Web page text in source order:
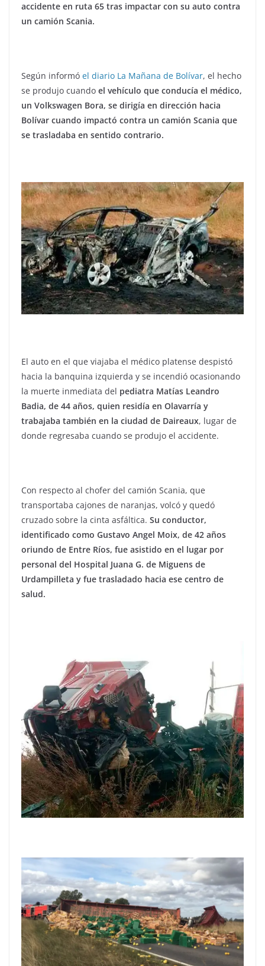
accidente en ruta 65 tras impactar con su auto contra
un camión Scania.
Según informó el diario La Mañana de Bolívar, el hecho
se produjo cuando el vehículo que conducía el médico,
un Volkswagen Bora, se dirigía en dirección hacia
Bolívar cuando impactó contra un camión Scania que
se trasladaba en sentido contrario.
El auto en el que viajaba el médico platense despistó
hacia la banquina izquierda y se incendió ocasionando
la muerte inmediata del pediatra Matías Leandro
Badia, de 44 años, quien residía en Olavarría y
trabajaba también en la ciudad de Daireaux, lugar de
donde regresaba cuando se produjo el accidente.
Con respecto al chofer del camión Scania, que
transportaba cajones de naranjas, volcó y quedó
cruzado sobre la cinta asfáltica. Su conductor,
identificado como Gustavo Angel Moix, de 42 años
oriundo de Entre Ríos, fue asistido en el lugar por
personal del Hospital Juana G. de Miguens de
Urdampilleta y fue trasladado hacia ese centro de
salud.